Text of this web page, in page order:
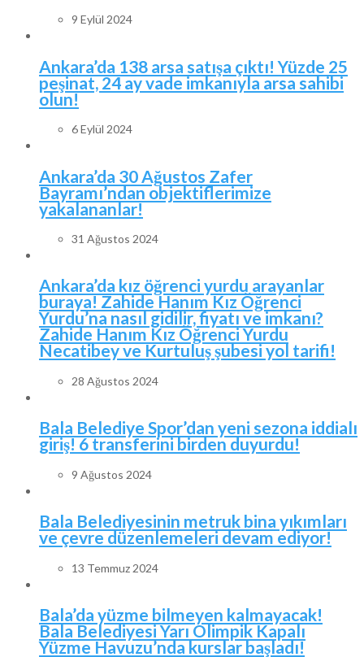
9 Eylül 2024
Ankara’da 138 arsa satışa çıktı! Yüzde 25
peşinat, 24 ay vade imkanıyla arsa sahibi
olun!
6 Eylül 2024
Ankara’da 30 Ağustos Zafer
Bayramı’ndan objektiflerimize
yakalananlar!
31 Ağustos 2024
Ankara’da kız öğrenci yurdu arayanlar
buraya! Zahide Hanım Kız Öğrenci
Yurdu’na nasıl gidilir, fiyatı ve imkanı?
Zahide Hanım Kız Öğrenci Yurdu
Necatibey ve Kurtuluş şubesi yol tarifi!
28 Ağustos 2024
Bala Belediye Spor’dan yeni sezona iddialı
giriş! 6 transferini birden duyurdu!
9 Ağustos 2024
Bala Belediyesinin metruk bina yıkımları
ve çevre düzenlemeleri devam ediyor!
13 Temmuz 2024
Bala’da yüzme bilmeyen kalmayacak!
Bala Belediyesi Yarı Olimpik Kapalı
Yüzme Havuzu’nda kurslar başladı!